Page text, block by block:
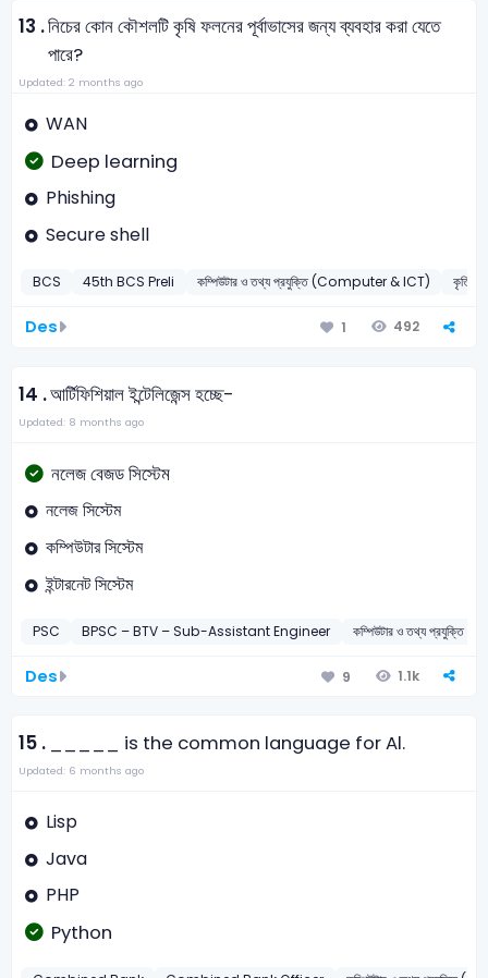
13 .নিচের কোন কৌশলটি কৃষি ফলনের পূর্বাভাসের জন্য ব্যবহার করা যেতে
পারে?
Updated: 2 months ago
WAN
Deep learning
Phishing
Secure shell
BCS 45th BCS Preli কম্পিউটার ও তথ্য প্রযুক্তি (Computer & ICT)
Des 1 492
14 .আর্টিফিশিয়াল ইন্টেলিজেন্স হচ্ছে-
Updated: 8 months ago
নলেজ বেজড সিস্টেম
নলেজ সিস্টেম
কম্পিউটার সিস্টেম
ইন্টারনেট সিস্টেম
PSC BPSC – BTV – Sub-Assistant Engineer কম্পিউটার ও তথ্য
Des 9 1.1k
15 . _____ is the common language for Al.
Updated: 6 months ago
Lisp
Java
PHP
Python